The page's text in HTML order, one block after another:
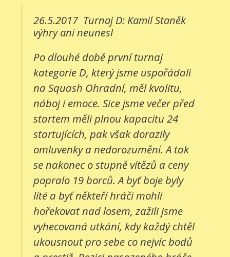
26.5.2017 Turnaj D: Kamil Staněk
výhry ani neunesl
Po dlouhé době první turnaj
kategorie D, který jsme uspořádali
na Squash Ohradní, měl kvalitu,
náboj i emoce. Sice jsme večer před
startem měli plnou kapacitu 24
startujících, pak však dorazily
omluvenky a nedorozumění. A tak
se nakonec o stupně vítězů a ceny
popralo 19 borců. A byť boje byly
líté a byť někteří hráči mohli
hořekovat nad losem, zažili jsme
vyhecovaná utkání, kdy každý chtěl
ukousnout pro sebe co nejvíc bodů